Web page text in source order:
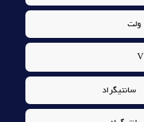
ولت
V
سانتيگراد